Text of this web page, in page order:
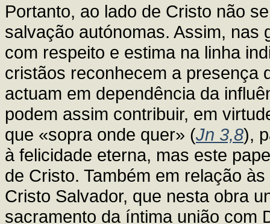
Portanto, ao lado de Cristo não
salvação autónomas. Assim, nas
com respeito e estima na linha
cristãos reconhecem a presença
actuam em dependência da
podem assim contribuir, em
que «sopra onde quer» (Jn 3,8),
à felicidade eterna, mas este
de Cristo. Também em relação
Cristo Salvador, que nesta obra
sacramento da íntima união com